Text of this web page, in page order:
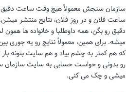
سازمان سنجش معمولاً هیچ وقت ساعت دقیق و
ساعت فلان و در روز فلان، نتایج منتشر
دقیق رو بگن، همه داوطلبا و خانواده ها
که هم کمتر به چشم بیاد و هم سایت بتونه بار
رو بدونی و حواست حسابی به سایت سازمان
میشی و چک می کنی.